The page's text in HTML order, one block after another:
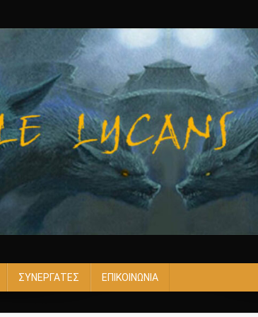
ΣΥΝΕΡΓΑΤΕΣ ΕΠΙΚΟΙΝΩΝΙΑ